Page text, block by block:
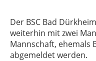
Der BSC Bad
weiterhin mit zwei
Mannschaft, ehemals
abgemeldet werden.